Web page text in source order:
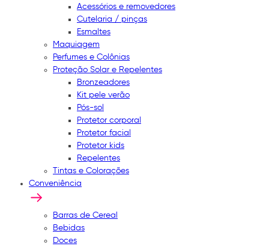
Acessórios e removedores
Cutelaria / pinças
Esmaltes
Maquiagem
Perfumes e Colônias
Proteção Solar e Repelentes
Bronzeadores
Kit pele verão
Pós-sol
Protetor corporal
Protetor facial
Protetor kids
Repelentes
Tintas e Colorações
Conveniência
Barras de Cereal
Bebidas
Doces